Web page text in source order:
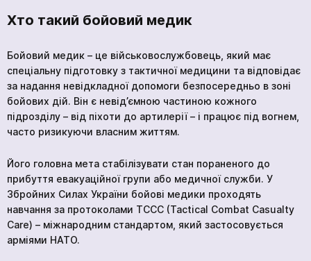
Хто такий бойовий медик
Бойовий медик – це військовослужбовець, який має
спеціальну підготовку з тактичної медицини та відповідає
за надання невідкладної допомоги безпосередньо в зоні
бойових дій. Він є невід’ємною частиною кожного
підрозділу – від піхоти до артилерії – і працює під вогнем,
часто ризикуючи власним життям.
Його головна мета стабілізувати стан пораненого до
прибуття евакуаційної групи або медичної служби. У
Збройних Силах України бойові медики проходять
навчання за протоколами TCCC (Tactical Combat Casualty
Care) – міжнародним стандартом, який застосовується
арміями НАТО.